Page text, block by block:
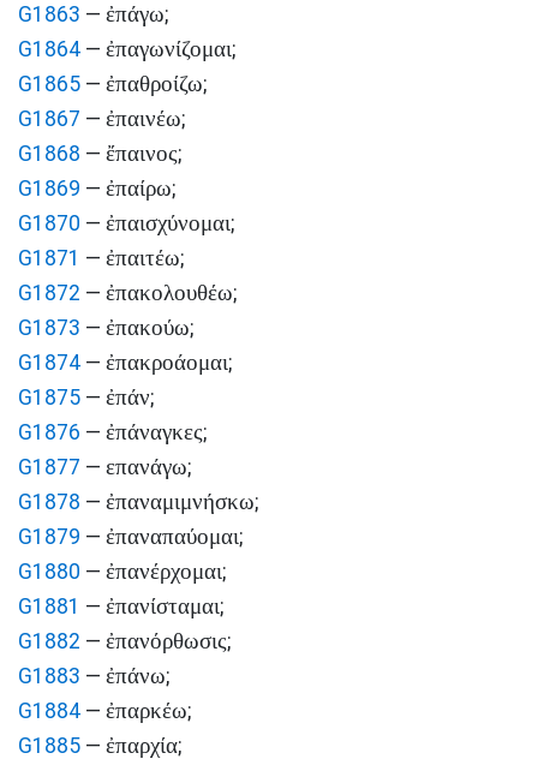
G1863 — ἐπάγω;
G1864 — ἐπαγωνίζομαι;
G1865 — ἐπαθροίζω;
G1867 — ἐπαινέω;
G1868 — ἔπαινος;
G1869 — ἐπαίρω;
G1870 — ἐπαισχύνομαι;
G1871 — ἐπαιτέω;
G1872 — ἐπακολουθέω;
G1873 — ἐπακούω;
G1874 — ἐπακροάομαι;
G1875 — ἐπάν;
G1876 — ἐπάναγκες;
G1877 — επανάγω;
G1878 — ἐπαναμιμνήσκω;
G1879 — ἐπαναπαύομαι;
G1880 — ἐπανέρχομαι;
G1881 — ἐπανίσταμαι;
G1882 — ἐπανόρθωσις;
G1883 — ἐπάνω;
G1884 — ἐπαρκέω;
G1885 — ἐπαρχία;